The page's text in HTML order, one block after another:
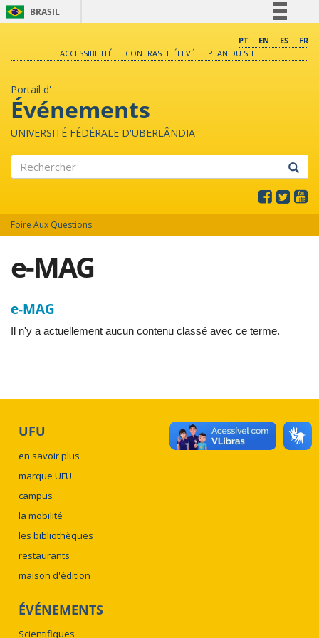
BRASIL
Comunica BR
PT EN ES
FR
ACCESSIBILITÉ
CONTRASTE ÉLEVÉ PLAN DU SITE
Portail d'
Événements
UNIVERSITÉ FÉDÉRALE D'UBERLÂNDIA
Foire Aux Questions
e-MAG
e-MAG
Il n'y a actuellement aucun contenu classé avec ce terme.
UFU
en savoir plus
marque UFU
campus
la mobilité
les bibliothèques
restaurants
maison d'édition
ÉVÉNEMENTS
Scientifiques